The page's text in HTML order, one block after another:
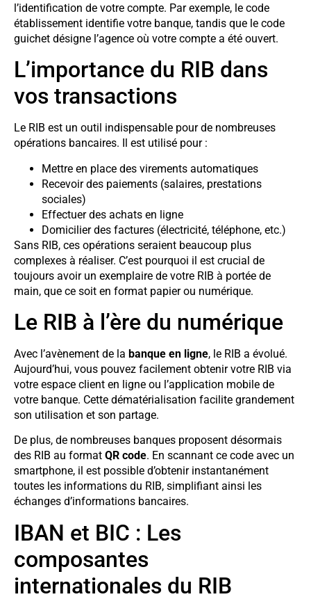
l’identification de votre compte. Par exemple, le code
établissement identifie votre banque, tandis que le code
guichet désigne l’agence où votre compte a été ouvert.
L’importance du RIB dans
vos transactions
Le RIB est un outil indispensable pour de nombreuses
opérations bancaires. Il est utilisé pour :
Mettre en place des virements automatiques
Recevoir des paiements (salaires, prestations
sociales)
Effectuer des achats en ligne
Domicilier des factures (électricité, téléphone, etc.)
Sans RIB, ces opérations seraient beaucoup plus
complexes à réaliser. C’est pourquoi il est crucial de
toujours avoir un exemplaire de votre RIB à portée de
main, que ce soit en format papier ou numérique.
Le RIB à l’ère du numérique
Avec l’avènement de la banque en ligne, le RIB a évolué.
Aujourd’hui, vous pouvez facilement obtenir votre RIB via
votre espace client en ligne ou l’application mobile de
votre banque. Cette dématérialisation facilite grandement
son utilisation et son partage.
De plus, de nombreuses banques proposent désormais
des RIB au format QR code. En scannant ce code avec un
smartphone, il est possible d’obtenir instantanément
toutes les informations du RIB, simplifiant ainsi les
échanges d’informations bancaires.
IBAN et BIC : Les
composantes
internationales du RIB